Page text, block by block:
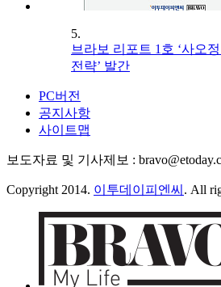
5.
브라보 리포트 1호 ‘사오
전략’ 발간
PC버전
공지사항
사이트맵
보도자료 및 기사제보 :
Copyright 2014. 이투데이피엔씨 . All